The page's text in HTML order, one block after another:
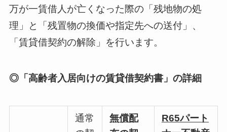
万が一賃借人が亡くなった際の「残地物の処
理」と「残置物の換価や指定先への送付」、
「賃貸借契約の解除」を行います。
◎「高齢者入居向けの賃貸借契約書」の詳細
通常
無償配
R65パート